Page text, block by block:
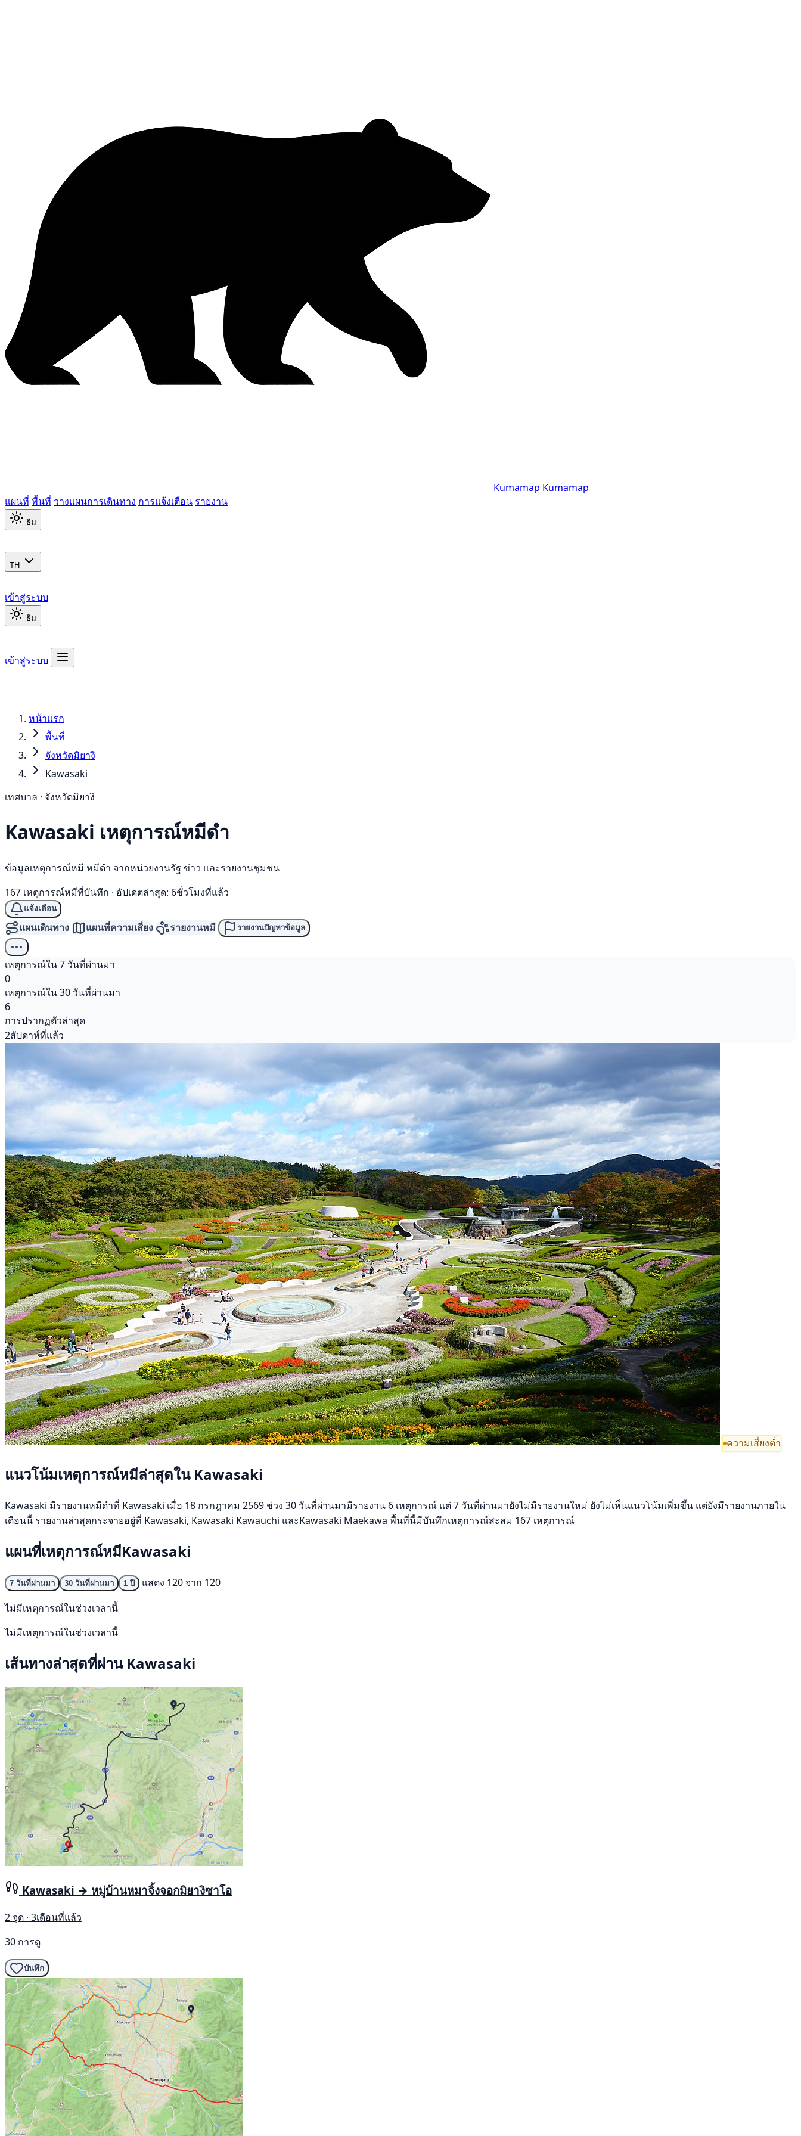
Kumamap Kumamap
แผนที่ พื้นที่ วางแผนการเดินทาง การแจ้งเตือน รายงาน
ธีม
TH
เข้าสู่ระบบ
ธีม
เข้าสู่ระบบ
หน้าแรก
พื้นที่
จังหวัดมิยางิ
Kawasaki
เทศบาล · จังหวัดมิยางิ
Kawasaki เหตุการณ์หมีดำ
ข้อมูลเหตุการณ์หมี หมีดำ จากหน่วยงานรัฐ ข่าว และรายงานชุมชน
167 เหตุการณ์หมีที่บันทึก · อัปเดตล่าสุด: 6ชั่วโมงที่แล้ว
แจ้งเตือน
แผนเดินทาง แผนที่ความเสี่ยง รายงานหมี รายงานปัญหาข้อมูล
เหตุการณ์ใน 7 วันที่ผ่านมา
0
เหตุการณ์ใน 30 วันที่ผ่านมา
6
การปรากฏตัวล่าสุด
2สัปดาห์ที่แล้ว
ความเสี่ยงต่ำ
แนวโน้มเหตุการณ์หมีล่าสุดใน Kawasaki
Kawasaki มีรายงานหมีดำที่ Kawasaki เมื่อ 18 กรกฎาคม 2569 ช่วง 30 วันที่ผ่านมามีรายงาน 6 เหตุการณ์ แต่ 7 วันที่ผ่านมายังไม่มีรายงานใหม่ ยังไม่เห็นแนวโน้มเพิ่มขึ้น แต่ยังมีรายงานภายใน
เดือนนี้ รายงานล่าสุดกระจายอยู่ที่ Kawasaki, Kawasaki Kawauchi และKawasaki Maekawa พื้นที่นี้มีบันทึกเหตุการณ์สะสม 167 เหตุการณ์
แผนที่เหตุการณ์หมีKawasaki
7 วันที่ผ่านมา 30 วันที่ผ่านมา 1 ปี
แสดง 120 จาก 120
ไม่มีเหตุการณ์ในช่วงเวลานี้
ไม่มีเหตุการณ์ในช่วงเวลานี้
เส้นทางล่าสุดที่ผ่าน Kawasaki
Kawasaki → หมู่บ้านหมาจิ้งจอกมิยางิซาโอ
2 จุด · 3เดือนที่แล้ว
30 การดู
บันทึก